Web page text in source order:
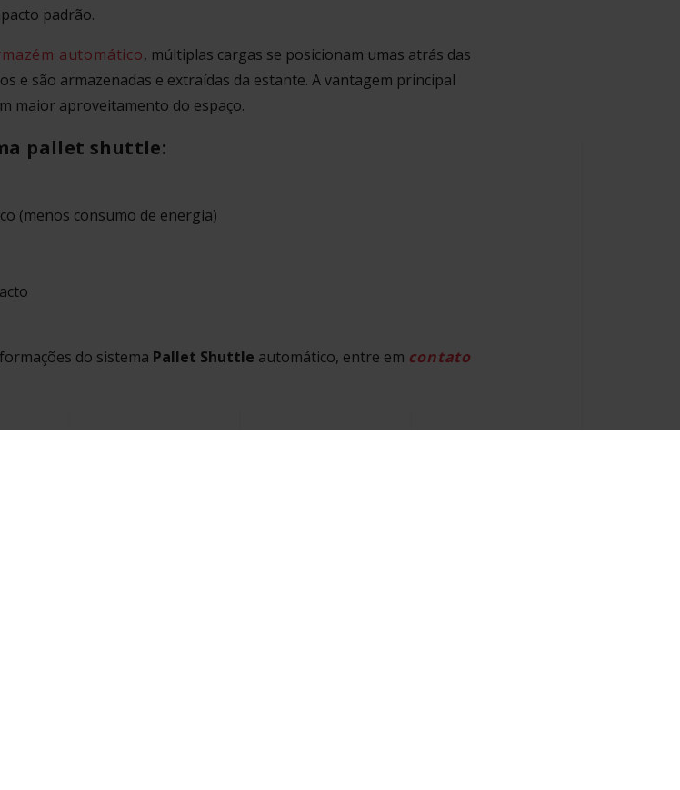
padrão.
automático, múltiplas cargas se posicionam umas atrás das
e são armazenadas e extraídas da estante. A vantagem principal
maior aproveitamento do espaço.
pallet shuttle:
(menos consumo de energia)
do sistema Pallet Shuttle automático, entre em contato